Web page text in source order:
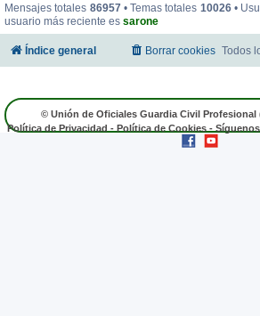
Mensajes totales 86957• Temas totales 10026•
usuario más reciente es sarone
Índice general Todos
Borrar cookies
© Unión de Oficiales Guardia Civil Profesional
Política de Privacidad - Política de Cookies -